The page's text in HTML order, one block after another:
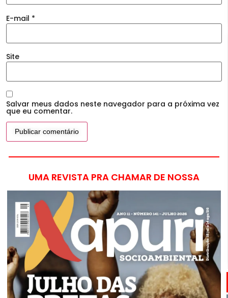
E-mail *
Site
Salvar meus dados neste navegador para a próxima vez
que eu comentar.
UMA REVISTA PRA CHAMAR DE NOSSA